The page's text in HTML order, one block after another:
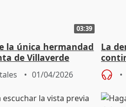
03:39
la única hermandad
de Villaverde
recorrido"
01/04/2026
La